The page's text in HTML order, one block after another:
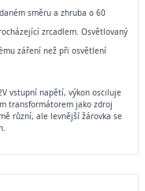
směru a zhruba o 60
zrcadlem. Osvětlovaný
záření než při osvětlení
vstupní napětí, výkon osciluje
transformátorem jako zdroj
různí, ale levnější žárovka se